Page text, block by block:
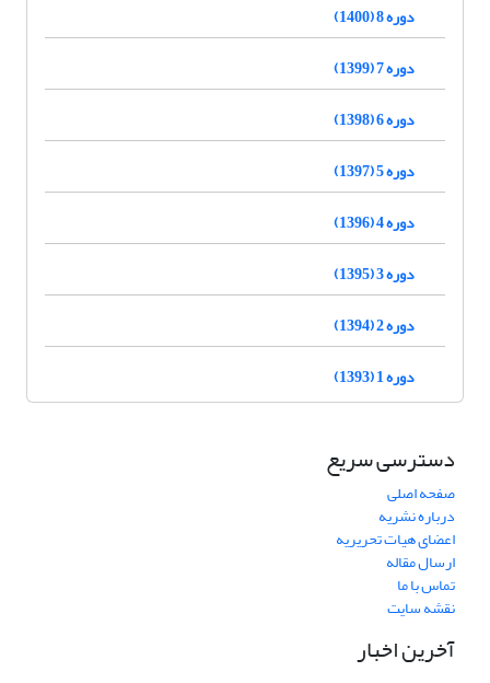
دوره 8 (1400)
دوره 7 (1399)
دوره 6 (1398)
دوره 5 (1397)
دوره 4 (1396)
دوره 3 (1395)
دوره 2 (1394)
دوره 1 (1393)
دسترسی سریع
صفحه اصلی
درباره نشریه
اعضای هیات تحریریه
ارسال مقاله
تماس با ما
نقشه سایت
آخرین اخبار